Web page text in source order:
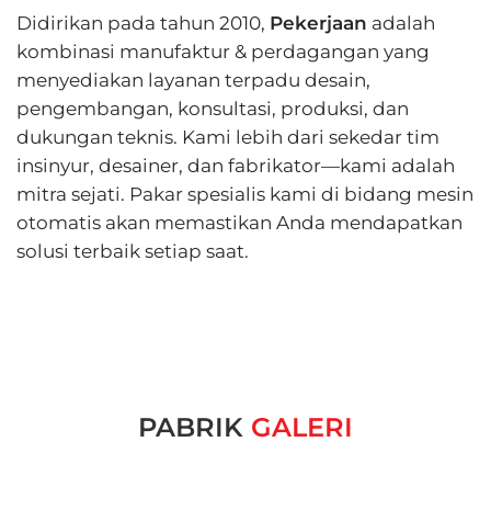
Didirikan pada tahun 2010, Pekerjaan adalah
kombinasi manufaktur & perdagangan yang
menyediakan layanan terpadu desain,
pengembangan, konsultasi, produksi, dan
dukungan teknis. Kami lebih dari sekedar tim
insinyur, desainer, dan fabrikator—kami adalah
mitra sejati. Pakar spesialis kami di bidang mesin
otomatis akan memastikan Anda mendapatkan
solusi terbaik setiap saat.
PABRIK GALERI